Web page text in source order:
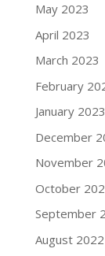
May 2023
April 2023
March 2023
February
January 2023
December
November
October
September
August 2022